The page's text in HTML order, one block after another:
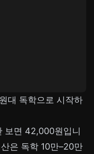
대 독학으로 시작하
보면 42,000원입니
은 독학 10만–20만